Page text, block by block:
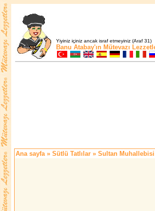
Yiyiniz içiniz ancak israf etmeyiniz (Araf 31)
Banu Atabay'ın Mütevazı
Ana sayfa» Sütlü Tatlılar » Sultan Muhallebisi